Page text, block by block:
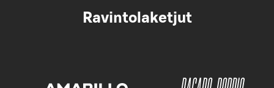
Ravintolaketjut